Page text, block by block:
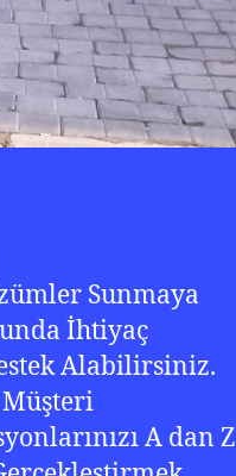
Sunmaya
İhtiyaç
Alabilirsiniz.
A dan Z